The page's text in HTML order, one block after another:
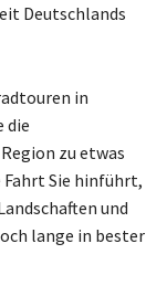
Deutschlands
in
die
zu etwas
Fahrt Sie hinführt,
und
lange in bester